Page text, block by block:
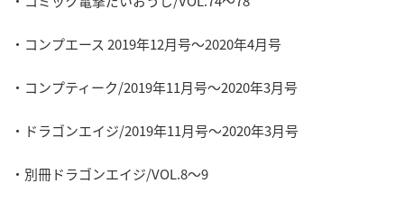
・コンプエース 2019年12月号～2020年4月号
・コンプティーク/2019年11月号～2020年3月号
・ドラゴンエイジ/2019年11月号～2020年3月号
・別冊ドラゴンエイジ/VOL.8～9